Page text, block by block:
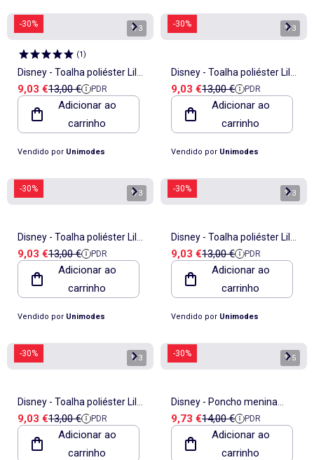
-30% 1/3
(1)
Disney - Toalha poliéster Lilo
e Stitch
Preço de venda
9,03 €Preço de referência
13,00 € PDR
Adicionar ao
carrinho
Vendido por Unimodes
-30% 1/3
Disney - Toalha poliéster Lilo
e Stitch
Preço de venda
9,03 €Preço de referência
13,00 € PDR
Adicionar ao
carrinho
Vendido por Unimodes
-30% 1/3
Disney - Toalha poliéster Lilo
e Stitch
Preço de venda
9,03 €Preço de referência
13,00 € PDR
Adicionar ao
carrinho
Vendido por Unimodes
-30% 1/3
Disney - Toalha poliéster Lilo
e Stitch
Preço de venda
9,03 €Preço de referência
13,00 € PDR
Adicionar ao
carrinho
Vendido por Unimodes
-30% 1/3
Disney - Toalha poliéster Lilo
e Stitch
Preço de venda
9,03 €Preço de referência
13,00 € PDR
Adicionar ao
carrinho
-30% 1/5
Disney - Poncho menina
Gabby
Preço de venda
9,73 €Preço de referência
14,00 € PDR
Adicionar ao
carrinho